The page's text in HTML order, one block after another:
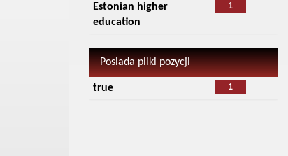
1
Estonian higher
education
Posiada pliki pozycji
1
true